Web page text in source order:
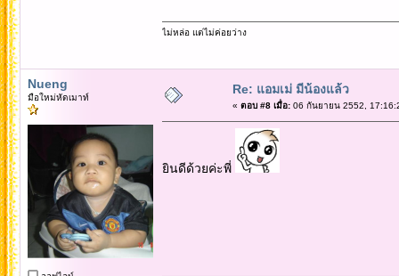
ไม่หล่อ แต่ไม่ค่อยว่าง
Nueng
มือใหม่หัดเมาท์
Re: แอมเม่ มีน้องแล้ว
« ตอบ #8 เมื่อ:06 กันยายน 2552,
ยินดีด้วยค่ะพี่